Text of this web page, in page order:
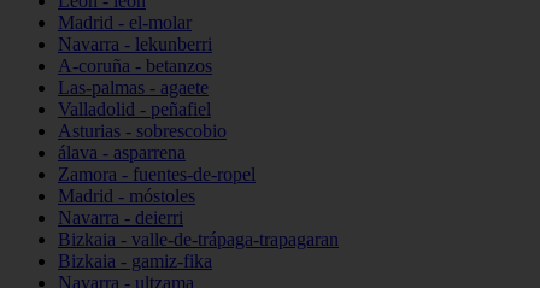
Madrid - el-molar
Navarra - lekunberri
A-coruña - betanzos
Las-palmas - agaete
Valladolid - peñafiel
Asturias - sobrescobio
álava - asparrena
Zamora - fuentes-de-ropel
Madrid - móstoles
Navarra - deierri
Bizkaia - valle-de-trápaga-trapagaran
Bizkaia - gamiz-fika
Navarra - ultzama